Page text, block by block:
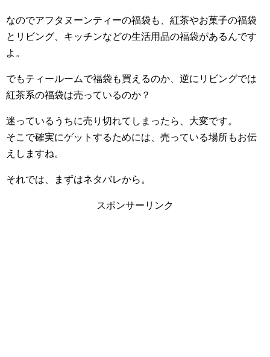
なのでアフタヌーンティーの福袋も、紅茶やお菓子の福袋
とリビング、キッチンなどの生活用品の福袋があるんです
よ。
でもティールームで福袋も買えるのか、逆にリビングでは
紅茶系の福袋は売っているのか？
迷っているうちに売り切れてしまったら、大変です。
そこで確実にゲットするためには、売っている場所もお伝
えしますね。
それでは、まずはネタバレから。
スポンサーリンク